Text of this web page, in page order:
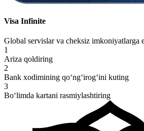
Visa Infinite
Global servislar va cheksiz imkoniyatlarga
1
Ariza qoldiring
2
Bank xodimining qo‘ng‘irog‘ini kuting
3
Bo‘limda kartani rasmiylashtiring